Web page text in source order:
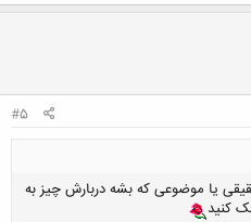
#5
یا موضوعی که بشه دربارش چیز به
کنید